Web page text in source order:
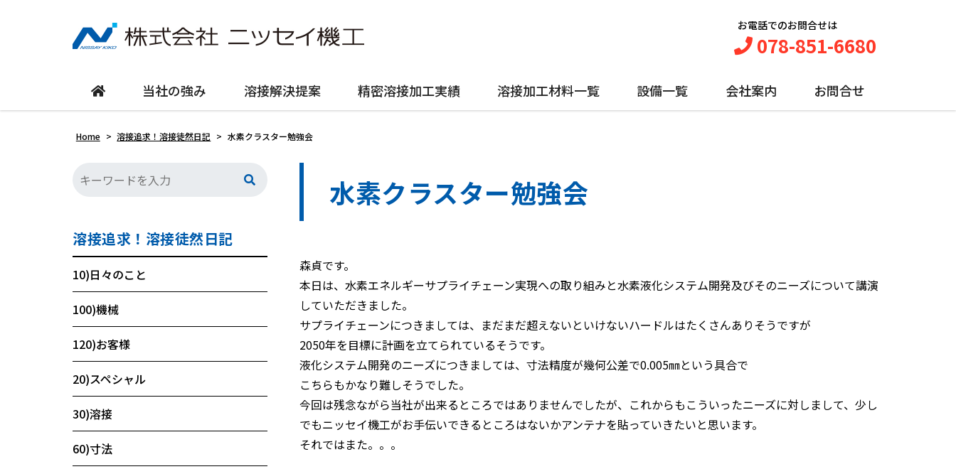
お電話でのお問合せは
078-851-6680
当社の強み 溶接解決提案 精密溶接加工実績 溶接加工材料一覧 設備一覧 会社案内 お問合せ
Home > 溶接追求！溶接徒然日記 > 水素クラスター勉強会
水素クラスター勉強会
森貞です。
本日は、水素エネルギーサプライチェーン実現への取り組みと水素液化システム開発及びそのニーズについて講演
していただきました。
サプライチェーンにつきましては、まだまだ超えないといけないハードルはたくさんありそうですが
2050年を目標に計画を立てられているそうです。
液化システム開発のニーズにつきましては、寸法精度が幾何公差で0.005㎜という具合で
こちらもかなり難しそうでした。
今回は残念ながら当社が出来るところではありませんでしたが、これからもこういったニーズに対しまして、少し
でもニッセイ機工がお手伝いできるところはないかアンテナを貼っていきたいと思います。
それではまた。。。
溶接追求！溶接徒然日記
10)日々のこと
100)機械
120)お客様
20)スペシャル
30)溶接
60)寸法